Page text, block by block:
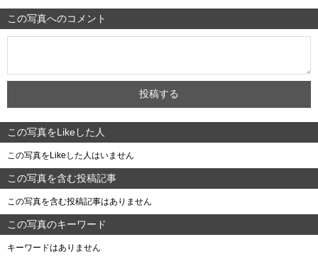
この写真へのコメント
この写真をLikeした人
この写真をLikeした人はいません
この写真を含む投稿記事
この写真を含む投稿記事はありません
この写真のキーワード
キーワードはありません